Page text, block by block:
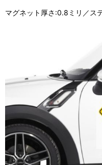
マグネット厚さ:0.8ミリ／ス